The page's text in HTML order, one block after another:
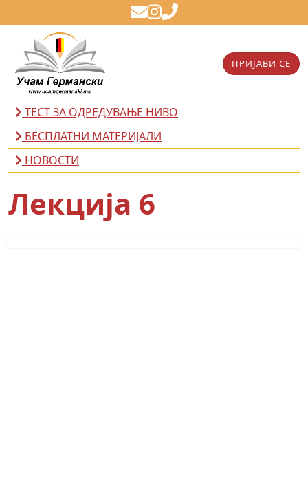
ПРИЈАВИ СЕ
ТЕСТ ЗА ОДРЕДУВАЊЕ НИВО
БЕСПЛАТНИ МАТЕРИЈАЛИ
НОВОСТИ
Лекција 6